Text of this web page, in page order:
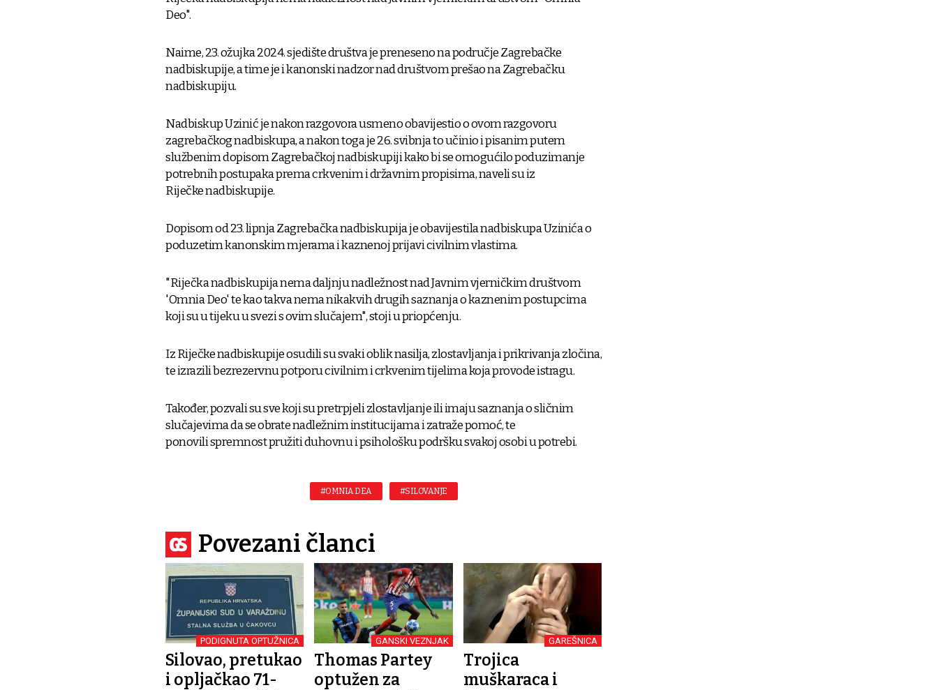
Deo".
Naime, 23. ožujka 2024. sjedište društva je preneseno na područje Zagrebačke
nadbiskupije, a time je i kanonski nadzor nad društvom prešao na Zagrebačku
nadbiskupiju.
Nadbiskup Uzinić je nakon razgovora usmeno obavijestio o ovom razgovoru
zagrebačkog nadbiskupa, a nakon toga je 26. svibnja to učinio i pisanim putem
službenim dopisom Zagrebačkoj nadbiskupiji kako bi se omogućilo poduzimanje
potrebnih postupaka prema crkvenim i državnim propisima, naveli su iz
Riječke nadbiskupije.
Dopisom od 23. lipnja Zagrebačka nadbiskupija je obavijestila nadbiskupa Uzinića o
poduzetim kanonskim mjerama i kaznenoj prijavi civilnim vlastima.
"Riječka nadbiskupija nema daljnju nadležnost nad Javnim vjerničkim društvom
'Omnia Deo' te kao takva nema nikakvih drugih saznanja o kaznenim postupcima
koji su u tijeku u svezi s ovim slučajem", stoji u priopćenju.
Iz Riječke nadbiskupije osudili su svaki oblik nasilja, zlostavljanja i prikrivanja zločina,
te izrazili bezrezervnu potporu civilnim i crkvenim tijelima koja provode istragu.
Također, pozvali su sve koji su pretrpjeli zlostavljanje ili imaju saznanja o sličnim
slučajevima da se obrate nadležnim institucijama i zatraže pomoć, te
ponovili spremnost pružiti duhovnu i psihološku podršku svakoj osobi u potrebi.
#OMNIA DEA #SILOVANJE
Povezani članci
PODIGNUTA OPTUŽNICA
Silovao, pretukao
i opljačkao 71-
GANSKI VEZNJAK
Thomas Partey
optužen za
GAREŠNICA
Trojica
muškaraca i